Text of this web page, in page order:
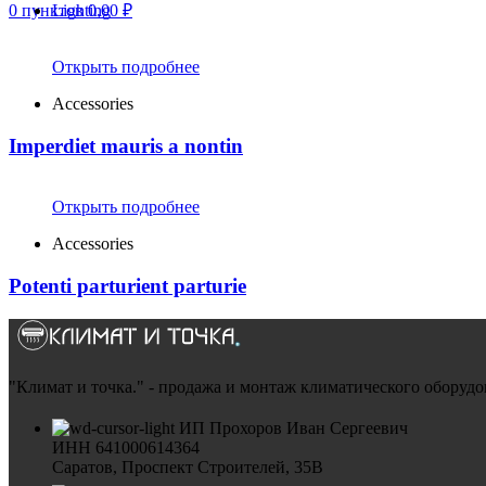
0 пунктов 0,00 ₽
Lighting
Открыть подробнее
Accessories
Imperdiet mauris a nontin
Открыть подробнее
Accessories
Potenti parturient parturie
"Климат и точка." - продажа и монтаж климатического
ИП Прохоров Иван Сергеевич
ИНН 641000614364
Саратов, Проспект Строителей, 35В